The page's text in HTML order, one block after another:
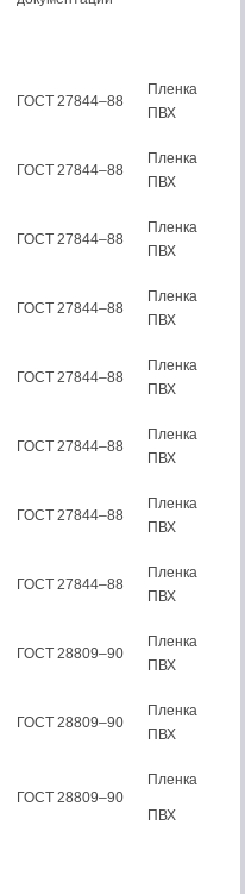
ГОСТ 27844–88
Пленка
ПВХ
ГОСТ 27844–88
Пленка
ПВХ
ГОСТ 27844–88
Пленка
ПВХ
ГОСТ 27844–88
Пленка
ПВХ
ГОСТ 27844–88
Пленка
ПВХ
ГОСТ 27844–88
Пленка
ПВХ
ГОСТ 27844–88
Пленка
ПВХ
ГОСТ 27844–88
Пленка
ПВХ
ГОСТ 28809–90
Пленка
ПВХ
ГОСТ 28809–90
Пленка
ПВХ
ГОСТ 28809–90
Пленка
ПВХ